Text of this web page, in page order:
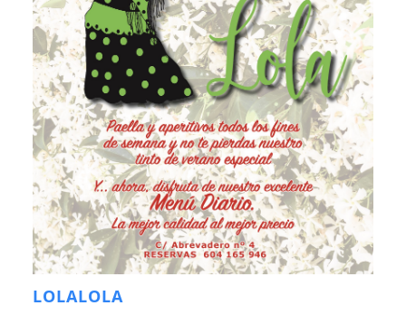
LOLALOLA